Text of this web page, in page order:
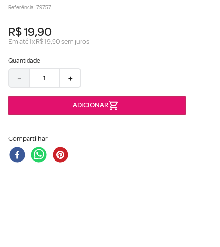
Referência: 79757
R$19,90
Em até1xR$19,90sem juros
Quantidade
＋
－
Compartilhar